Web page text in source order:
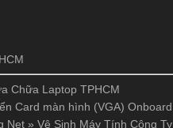
Chữa Laptop TPHCM
Card màn hình (VGA) Onboard
Net » Vệ Sinh Máy Tính Công Ty